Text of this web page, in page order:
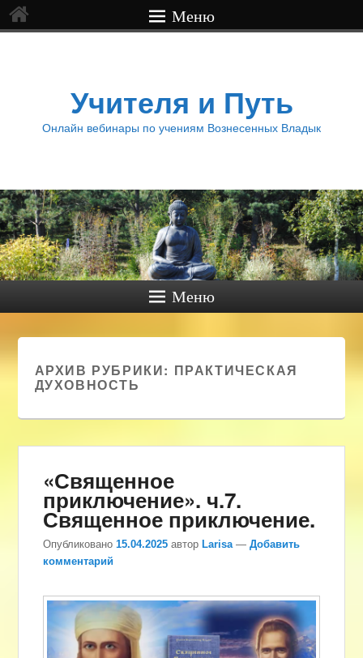
Меню
Учителя и Путь
Онлайн вебинары по учениям Вознесенных Владык
Меню
АРХИВ РУБРИКИ: ПРАКТИЧЕСКАЯ
ДУХОВНОСТЬ
«Священное
приключение». ч.7.
Священное приключение.
Опубликовано15.04.2025 автор Larisa —Добавить
комментарий